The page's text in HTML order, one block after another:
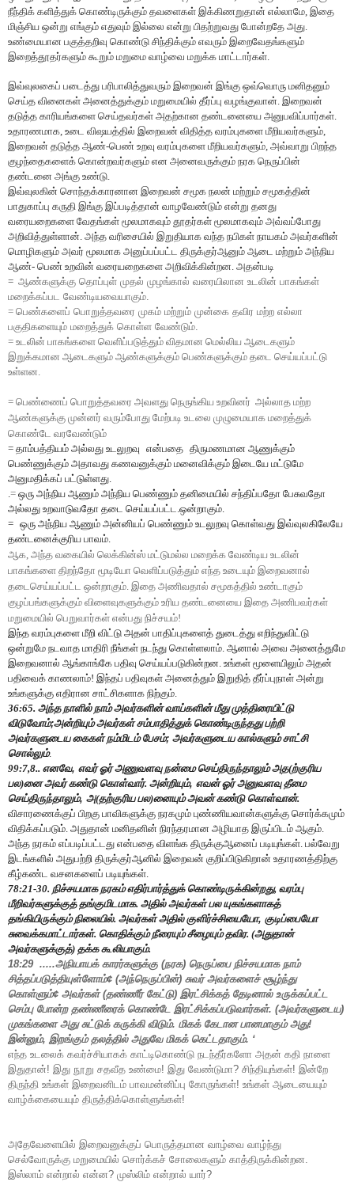
நீந்திக் களித்துக் கொண்டிருக்கும் தவளைகள் இக்கிணறுதான் எல்லாமே, இதை
மிஞ்சிய ஒன்று எங்கும் எதுவும் இல்லை என்று பிதற்றுவது போன்றதே அது.
உண்மையான பகுத்தறிவு கொண்டு சிந்திக்கும் எவரும் இறைவேதங்களும்
இறைத்தூதர்களும் கூறும் மறுமை வாழ்வை மறுக்க மாட்டார்கள்.
இவ்வுலகைப் படைத்து பரிபாலித்துவரும் இறைவன் இங்கு ஒவ்வொரு மனிதனும்
செய்த வினைகள் அனைத்துக்கும் மறுமையில் தீர்ப்பு வழங்குவான். இறைவன்
தடுத்த காரியங்களை செய்தவர்கள் அதற்கான தண்டனையை அனுபவிப்பார்கள்.
உதாரணமாக, உடை விஷயத்தில் இறைவன் விதித்த வரம்புகளை மீறியவர்களும்,
இறைவன் தடுத்த ஆண்-பெண் உறவு வரம்புகளை மீறியவர்களும், அவ்வாறு பிறந்த
குழந்தைகளைக் கொன்றவர்களும் என அனைவருக்கும் நரக நெருப்பின்
தண்டனை அங்கு உண்டு.
இவ்வுலகின் சொந்தக்காரனான இறைவன் சமூக நலன் மற்றும் சமூகத்தின்
பாதுகாப்பு கருதி இங்கு இப்படித்தான் வாழவேண்டும் என்று தனது
வரையறைகளை வேதங்கள் மூலமாகவும் தூதர்கள் மூலமாகவும் அவ்வப்போது
அறிவித்துள்ளான். அந்த வரிசையில் இறுதியாக வந்த நபிகள் நாயகம் அவர்களின்
மொழிகளும் அவர் மூலமாக அனுப்பப்பட்ட திருக்குர்ஆனும் ஆடை மற்றும் அந்நிய
ஆண்- பெண் உறவின் வரையறைகளை அறிவிக்கின்றன. அதன்படி
= ஆண்களுக்கு தொப்புள் முதல் முழங்கால் வரையிலான உடலின் பாகங்கள்
மறைக்கப்பட
வேண்டியவையாகும்
= பெண்களைப் பொறுத்தவரை முகம் மற்றும் முன்கை தவிர மற்ற எல்லா
பகுதிகளையும் மறைத்துக் கொள்ள வேண்டும்
= உடலின் பாகங்களை வெளிப்படுத்தும் விதமான மெல்லிய ஆடைகளும்
இறுக்கமான ஆடைகளும் ஆண்களுக்கும் பெண்களுக்கும் தடை செய்யப்பட்டு
உள்ளன.
= பெண்ணைப் பொறுத்தவரை அவளது நெருங்கிய உறவினர் அல்லாத மற்ற
ஆண்களுக்கு முன்னர் வரும்போது மேற்படி உடலை முழுமையாக மறைத்துக்
கொண்டே வரவேண்டும்
= தாம்பத்தியம் அல்லது உடலுறவு என்பதை திருமணமான ஆணுக்கும்
பெண்ணுக்கும் அதாவது கணவனுக்கும் மனைவிக்கும் இடையே மட்டுமே
அனுமதிக்கப் பட்டுள்ளது.
= ஒரு அந்நிய ஆணும் அந்நிய பெண்ணும் தனிமையில் சந்திப்பதோ பேசுவதோ
அல்லது உறவாடுவதோ தடை செய்யப்பட்ட.ஒன்றாகும்.
= ஒரு அந்நிய ஆணும் அன்னியப் பெண்ணும் உடலுறவு கொள்வது இவ்வுலகிலேயே
தண்டனைக்குரிய பாவம்.
ஆக, அந்த வகையில் லெக்கின்ஸ் மட்டுமல்ல மறைக்க வேண்டிய உடலின்
பாகங்களை திறந்தோ மூடியோ வெளிப்படுத்தும் எந்த உடையும் இறைவனால்
தடைசெய்யப்பட்ட ஒன்றாகும். இதை அணிவதால் சமூகத்தில் உண்டாகும்
குழப்பங்களுக்கும் விளைவுகளுக்கும் உரிய தண்டனையை இதை அணிபவர்கள்
மறுமையில் பெறுவார்கள் என்பது நிச்சயம்!
இந்த வரம்புகளை மீறி விட்டு அதன் பாதிப்புகளைத் துடைத்து எறிந்துவிட்டு
ஒன்றுமே நடவாத மாதிரி நீங்கள் நடந்து கொள்ளலாம். ஆனால் அவை அனைத்துமே
இறைவனால் ஆங்காங்கே பதிவு செய்யப்படுகின்றன. உங்கள் மூளையிலும் அதன்
பதிவைக் காணலாம்! இந்தப் பதிவுகள் அனைத்தும் இறுதித் தீர்ப்புநாள் அன்று
உங்களுக்கு எதிரான சாட்சிகளாக நிற்கும்.
36:65. அந்த நாளில் நாம் அவர்களின் வாய்களின் மீது முத்திரையிட்டு
விடுவோம்;அன்றியும் அவர்கள் சம்பாதித்துக் கொண்டிருந்தது பற்றி
அவர்களுடைய கைகள் நம்மிடம் பேசம்; அவர்களுடைய கால்களும் சாட்சி
சொல்லும்.
99:7,8.. எனவே, எவர் ஓர் அணுவளவு நன்மை செய்திருந்தாலும் அத(ற்குரிய
பல)னை அவர் கண்டு கொள்வார். அன்றியும், எவன் ஓர் அனுவளவு தீமை
செய்திருந்தாலும், அ(தற்குரிய பல)னையும் அவன் கண்டு கொள்வான்.
விசாரணைக்குப் பிறகு பாவிகளுக்கு நரகமும் புண்ணியவான்களுக்கு சொர்க்கமும்
விதிக்கப்படும். அதுதான் மனிதனின் நிரந்தரமான அழியாத இருப்பிடம் ஆகும்.
அந்த நரகம் எப்படிப்பட்டது என்பதை விளங்க திருக்குஆனைப் படியுங்கள். பல்வேறு
இடங்களில் அதுபற்றி திருக்குர்ஆனில் இறைவன் குறிப்பிடுகிறான் உதாரணத்திற்கு
கீழ்கண்ட வசனகளைப் படியுங்கள்.
78:21-30. நிச்சயமாக நரகம் எதிர்பார்த்துக் கொண்டிருக்கின்றது, வரம்பு
மீறிவர்களுக்குத் தங்குமிடமாக. அதில் அவர்கள் பல யுகங்களாகத்
தங்கியிருக்கும் நிலையில். அவர்கள் அதில் குளிர்ச்சியையோ, குடிப்பையோ
சுவைக்கமாட்டார்கள். கொதிக்கும் நீரையும் சீழையும் தவிர. (அதுதான்
அவர்களுக்குத்) தக்க கூலியாகும்.
18:29 .....அநியாயக் காரர்களுக்கு (நரக) நெருப்பை நிச்சயமாக நாம்
சித்தப்படுத்தியுள்ளோம்¢ (அந்நெருப்பின்) சுவர் அவர்களைச் சூழ்ந்து
கொள்ளும்¢ அவர்கள் (தண்ணீர் கேட்டு) இரட்சிக்கத் தேடினால் உருக்கப்பட்ட
செம்பு போன்ற தண்ணீரைக் கொண்டே இரட்சிக்கப்படுவார்கள். (அவர்களுடைய)
முகங்களை அது சுட்டுக் கருக்கி விடும். மிகக் கேடான பானமாகும் அது!
இன்னும், இறங்கும் தலத்தில் அதுவே மிகக் கெட்டதாகும். ‘
எந்த உடலைக் கவர்ச்சியாகக் காட்டிகொண்டு நடந்தீர்களோ அதன் கதி நாளை
இதுதான்! இது நூறு சதவீத உண்மை! இது வேண்டுமா? சிந்தியுங்கள்! இன்றே
திருந்தி உங்கள் இறைவனிடம் பாவமன்னிப்பு கோருங்கள்! உங்கள் ஆடையையும்
வாழ்க்கையையும் திருத்திக்கொள்ளுங்கள்!
அதேவேளையில் இறைவனுக்குப் பொருத்தமான வாழ்வை வாழ்ந்து
செல்வோருக்கு மறுமையில் சொர்க்கச் சோலைகளும் காத்திருக்கின்றன.
இஸ்லாம் என்றால் என்ன? முஸ்லிம் என்றால் யார்?